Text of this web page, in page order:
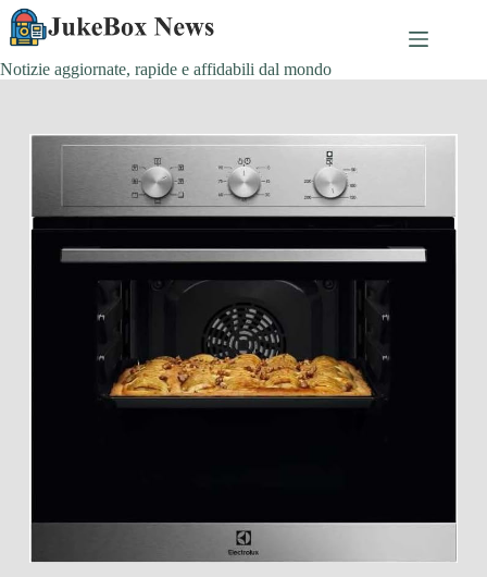
Salta
contenuto
Notizie aggiornate, rapide e affidabili dal mondo